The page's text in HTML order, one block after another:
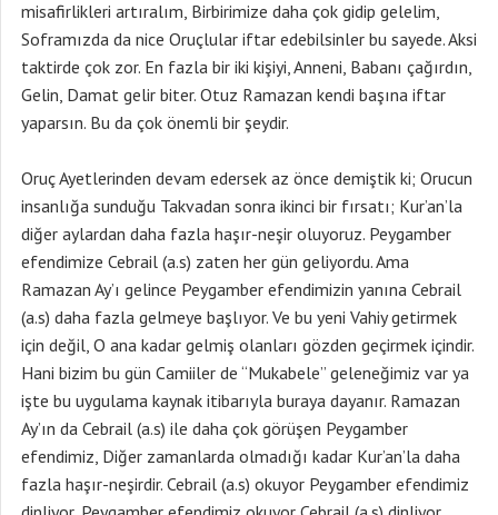
misafirlikleri artıralım, Birbirimize daha çok gidip gelelim,
Soframızda da nice Oruçlular iftar edebilsinler bu sayede. Aksi
taktirde çok zor. En fazla bir iki kişiyi, Anneni, Babanı çağırdın,
Gelin, Damat gelir biter. Otuz Ramazan kendi başına iftar
yaparsın. Bu da çok önemli bir şeydir.
Oruç Ayetlerinden devam edersek az önce demiştik ki; Orucun
insanlığa sunduğu Takvadan sonra ikinci bir fırsatı; Kur’an’la
diğer aylardan daha fazla haşır-neşir oluyoruz. Peygamber
efendimize Cebrail (a.s) zaten her gün geliyordu. Ama
Ramazan Ay’ı gelince Peygamber efendimizin yanına Cebrail
(a.s) daha fazla gelmeye başlıyor. Ve bu yeni Vahiy getirmek
için değil, O ana kadar gelmiş olanları gözden geçirmek içindir.
Hani bizim bu gün Camiiler de “Mukabele” geleneğimiz var ya
işte bu uygulama kaynak itibarıyla buraya dayanır. Ramazan
Ay’ın da Cebrail (a.s) ile daha çok görüşen Peygamber
efendimiz, Diğer zamanlarda olmadığı kadar Kur’an’la daha
fazla haşır-neşirdir. Cebrail (a.s) okuyor Peygamber efendimiz